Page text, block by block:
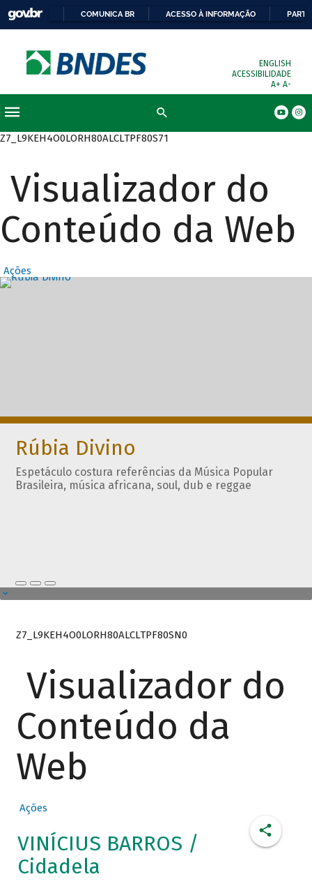
COMUNICA BR ACESSO À INFORMAÇÃO
ENGLISH
ACESSIBILIDADE
A+ A-
Z7_L9KEH4O0LORH80ALCLTPF80S71
Visualizador do
Conteúdo da Web
Ações
Destaques
Rúbia Divino
Espetáculo costura referências da Música Popular
Brasileira, música africana, soul, dub e reggae
Z7_L9KEH4O0LORH80ALCLTPF80SN0
Visualizador do
Conteúdo da
Web
Ações
VINÍCIUS BARROS /
Cidadela